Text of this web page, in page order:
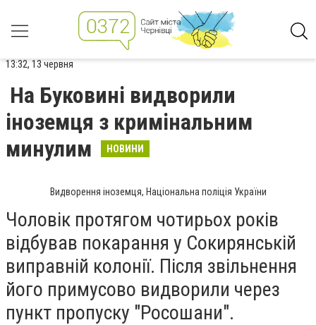
13:32, 13 червня
На Буковині видворили
іноземця з кримінальним
минулим
НОВИНИ
Видворення іноземця, Національна поліція України
Чоловік протягом чотирьох років
відбував покарання у Сокирянській
виправній колонії. Після звільнення
його примусово видворили через
пункт пропуску "Росошани".